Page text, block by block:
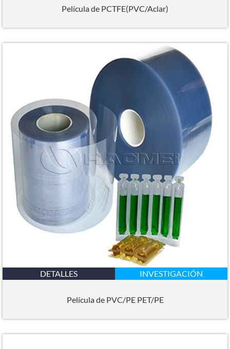
Película de PCTFE(PVC/Aclar)
DETALLES INVESTIGACIÓN
Película de PVC/PE PET/PE